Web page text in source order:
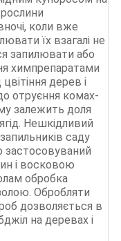
коли вже
їх взагалі не
запилювати або
химпрепаратами
дерев і
отруєння комах-
залежить доля
Нешкідливий
саду
застосовуваний
і восковою
обробка
Обробляти
дозволяється в
на деревах і